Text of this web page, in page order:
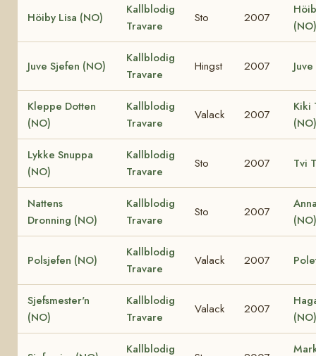
Höiby Lisa (NO)
Kallblodig
Travare
Sto 2007
(NO)
Juve Sjefen (NO)
Kallblodig
Travare
Hingst 2007
Kleppe Dotten
(NO)
Kallblodig
Travare
Valack 2007
Kiki
(NO)
Lykke Snuppa
(NO)
Kallblodig
Travare
Sto 2007 Tvi
Nattens
Dronning (NO)
Kallblodig
Travare
Sto 2007
(NO)
Polsjefen (NO)
Kallblodig
Travare
Valack 2007
Sjefsmester'n
(NO)
Kallblodig
Travare
Valack 2007
(NO)
Kallblodig